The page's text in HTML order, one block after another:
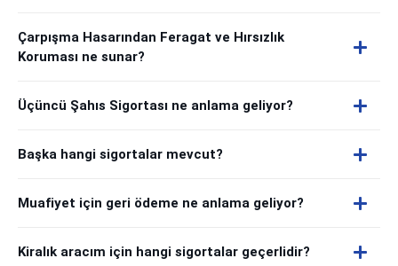
Çarpışma Hasarından Feragat ve Hırsızlık
Koruması ne sunar?
Üçüncü Şahıs Sigortası ne anlama geliyor?
Başka hangi sigortalar mevcut?
Muafiyet için geri ödeme ne anlama geliyor?
Kiralık aracım için hangi sigortalar geçerlidir?